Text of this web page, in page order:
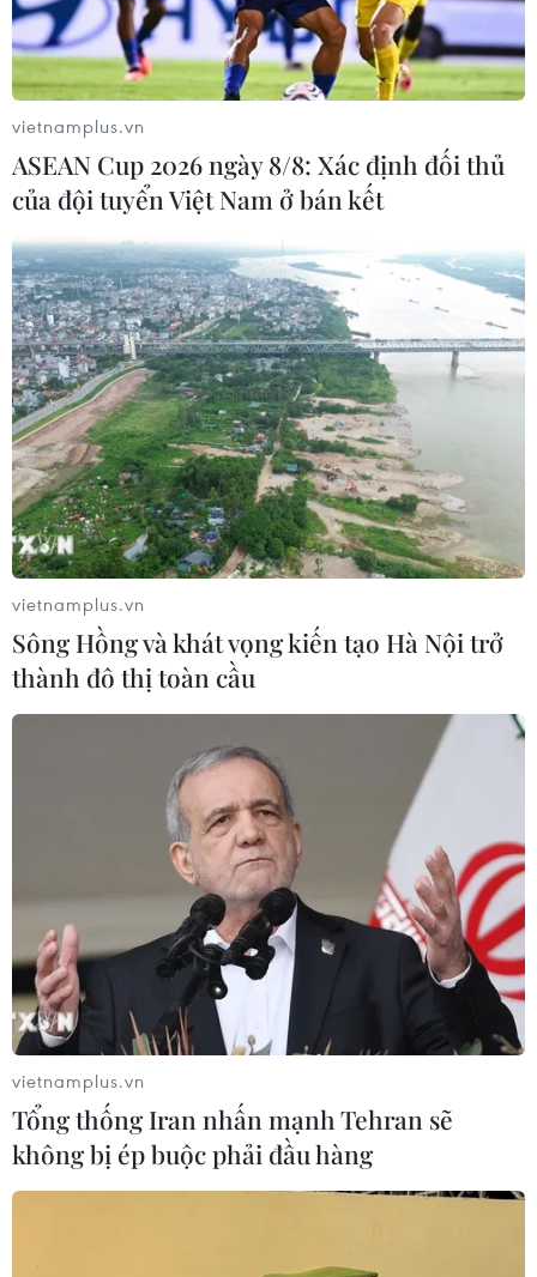
Nhà đầu tư chờ diễn biến đàm phán Mỹ-
Trung, giá vàng thế giới phục hồi
25/04/2025 00:56
Nhà giao dịch kim loại độc lập, ông Tai Wong, nhận
định vấn đề thuế quan đang là nhân tố chủ chốt chi
phối thị trường hiện nay; mức giá 3.500 USD/ounce là
quá cao và cần một sự điều chỉnh.
vietnamplus.vn
ASEAN Cup 2026 ngày 8/8: Xác định đối thủ
của đội tuyển Việt Nam ở bán kết
vietnamplus.vn
Sông Hồng và khát vọng kiến tạo Hà Nội trở
thành đô thị toàn cầu
vietnamplus.vn
Tổng thống Iran nhấn mạnh Tehran sẽ
không bị ép buộc phải đầu hàng